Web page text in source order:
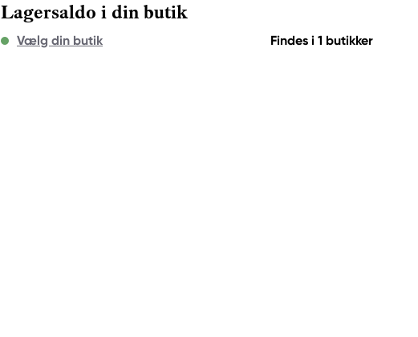
Lagersaldo i din butik
Vælg din butik Findes i 1 butikker